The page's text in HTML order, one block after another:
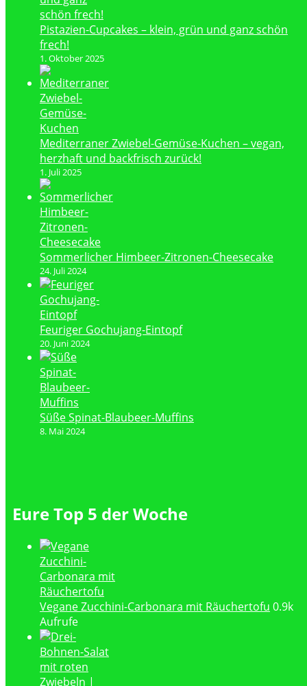
Pistazien-Cupcakes – klein, grün und ganz schön
frech!
1. Oktober 2025
Mediterraner Zwiebel-Gemüse-Kuchen – vegan,
herzhaft und backfrisch zurück!
1. Juli 2025
Sommerlicher Himbeer-Zitronen-Cheesecake
24. Juli 2024
Feuriger Gochujang-Eintopf
20. Juni 2024
Süße Spinat-Blaubeer-Muffins
8. Mai 2024
Eure Top 5 der Woche
Vegane Zucchini-Carbonara mit Räuchertofu 0.9k
Aufrufe